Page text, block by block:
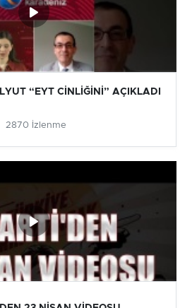
“EYT CİNLİĞİNİ” AÇIKLADI
2870 İzlenme